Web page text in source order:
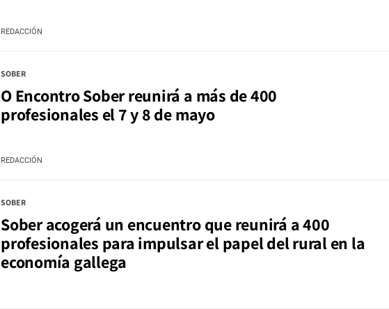
REDACCIÓN
SOBER
O Encontro Sober reunirá a más de 400
profesionales el 7 y 8 de mayo
REDACCIÓN
SOBER
Sober acogerá un encuentro que reunirá a 400
profesionales para impulsar el papel del rural en la
economía gallega